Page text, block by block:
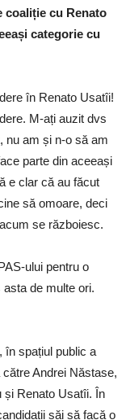
coaliție cu Renato
categorie cu
în Renato Usatîi!
M-ați auzit dvs
nu am și n-o să am
parte din aceeași
e clar că au făcut
să omoare, deci
se războiesc.
ului pentru o
de multe ori.
în spațiul public a
Andrei Năstase,
și Renato Usatîi. În
săi să facă o